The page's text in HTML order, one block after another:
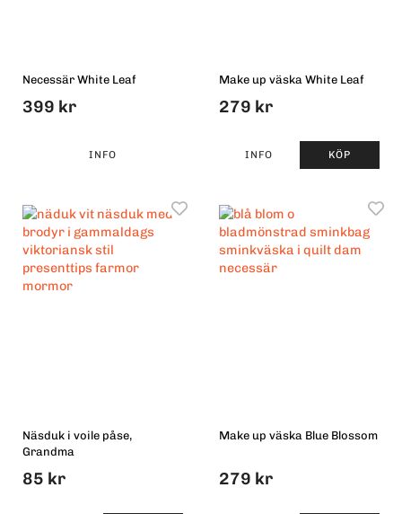
Necessär White Leaf
399 kr
INFO
Make up väska White Leaf
279 kr
INFO KÖP
Näsduk i voile påse,
Grandma
85 kr
Make up väska Blue Blossom
279 kr